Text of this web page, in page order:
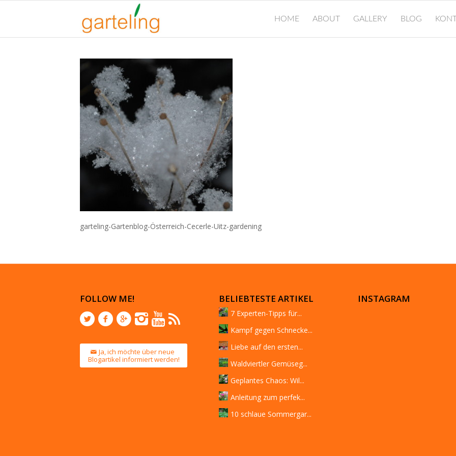
HOME ABOUT GALLERY BLOG
garteling-Gartenblog-Österreich-Cecerle-Uitz-gardening
FOLLOW ME!
Ja, ich möchte über neue
Blogartikel informiert werden!
BELIEBTESTE ARTIKEL
7 Experten-Tipps für...
Kampf gegen Schnecke...
Liebe auf den ersten...
Waldviertler Gemüseg...
Geplantes Chaos: Wil...
Anleitung zum perfek...
10 schlaue Sommergar...
INSTAGRAM